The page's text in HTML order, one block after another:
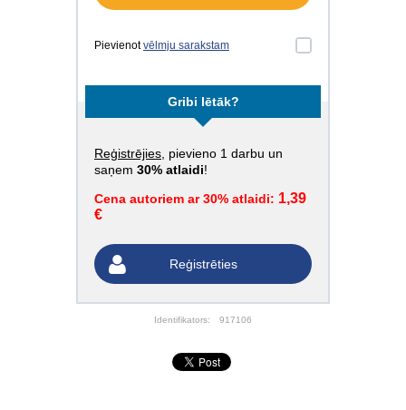
Pievienotvēlmju sarakstam
Gribi lētāk?
Reģistrējies , pievieno 1 darbu un
saņem 30% atlaidi!
Cena autoriem ar 30% atlaidi: 1,39
€
Reģistrēties
Identifikators: 917106